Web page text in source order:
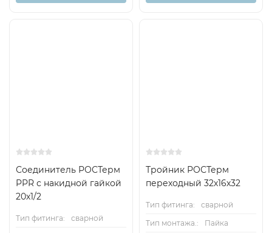
Соединитель РОСТерм
PPR с накидной гайкой
20х1/2
Тип фитинга:
сварной
Тройник РОСТерм
переходный 32х16х32
Тип фитинга:
сварной
Тип монтажа.:
Пайка